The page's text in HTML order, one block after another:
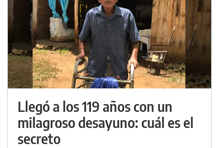
Llegó a los 119 años con un
milagroso desayuno: cuál es el
secreto